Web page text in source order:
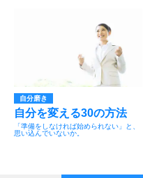
自分磨き
自分を変える30の方法
「準備をしなければ始められない」と、
思い込んでいないか。